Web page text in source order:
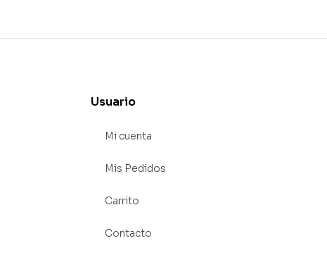
Usuario
Mi cuenta
Mis Pedidos
Carrito
Contacto